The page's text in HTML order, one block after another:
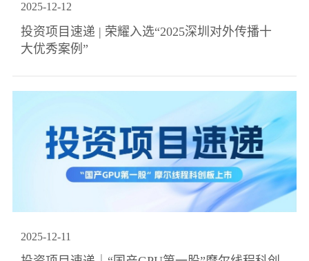
2025-12-12
投资项目速递 | 荣耀入选“2025深圳对外传播十
大优秀案例”
2025-12-11